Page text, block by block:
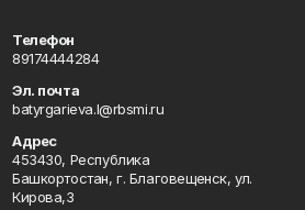
Телефон
89174444284
Эл. почта
batyrgarieva.l@rbsmi.ru
Адрес
453430, Республика
Башкортостан, г. Благовещенск, ул.
Кирова,3